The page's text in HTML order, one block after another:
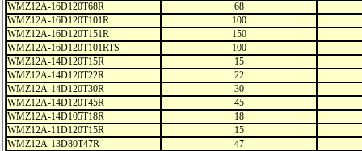
WMZ12A-16D120T68R
68
WMZ12A-16D120T101R
100
WMZ12A-16D120T151R
150
WMZ12A-16D120T101RTS
100
WMZ12A-14D120T15R
15
WMZ12A-14D120T22R
22
WMZ12A-14D120T30R
30
WMZ12A-14D120T45R
45
WMZ12A-14D105T18R
18
WMZ12A-11D120T15R
15
WMZ12A-13D80T47R
47